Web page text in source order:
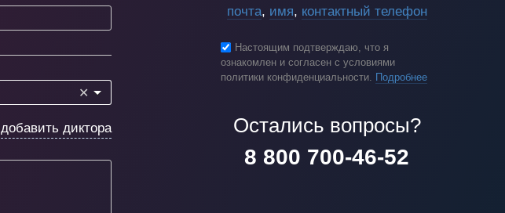
✕
добавить диктора
почта, имя, контактный телефон
Настоящим подтверждаю, что я
ознакомлен и согласен с условиями
политики конфиденциальности. Подробнее
Остались вопросы?
8 800 700-46-52